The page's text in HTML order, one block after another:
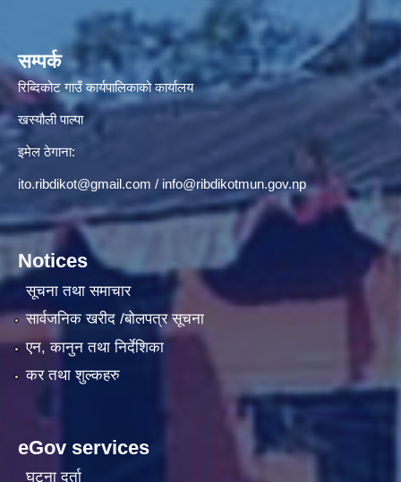
सम्पर्क
रिब्दिकोट गाउँ कार्यपालिकाको कार्यालय
खस्यौली पाल्पा
इमेल ठेगाना:
ito.ribdikot@gmail.com / info@ribdikotmun.gov.np
Notices
सूचना तथा समाचार
सार्वजनिक खरीद /बोलपत्र सूचना
एन, कानुन तथा निर्देशिका
कर तथा शुल्कहरु
eGov services
घटना दर्ता